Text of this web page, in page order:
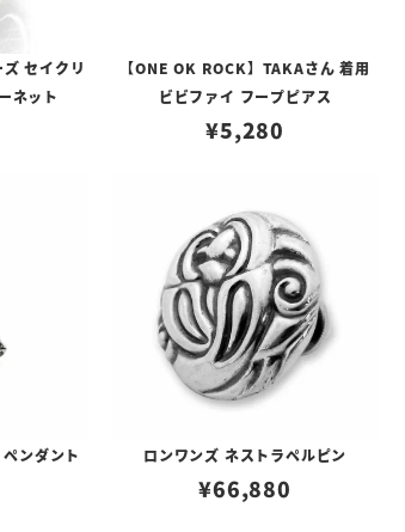
セイクリ
ネット
【ONE OK ROCK】TAKAさん 着用
ビビファイ フープピアス
¥5,280
ンダント ロンワンズ ネストラペルピン
¥66,880